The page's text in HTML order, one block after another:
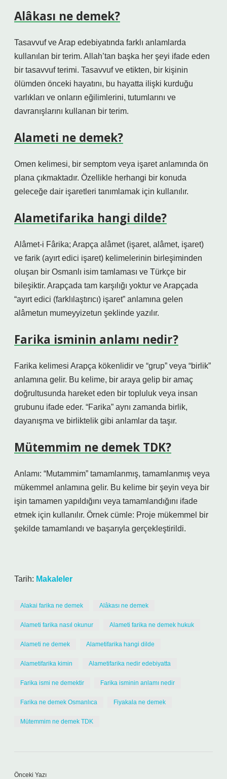
Alâkası ne demek?
Tasavvuf ve Arap edebiyatında farklı anlamlarda
kullanılan bir terim. Allah’tan başka her şeyi ifade eden
bir tasavvuf terimi. Tasavvuf ve etikten, bir kişinin
ölümden önceki hayatını, bu hayatta ilişki kurduğu
varlıkları ve onların eğilimlerini, tutumlarını ve
davranışlarını kullanan bir terim.
Alameti ne demek?
Omen kelimesi, bir semptom veya işaret anlamında ön
plana çıkmaktadır. Özellikle herhangi bir konuda
geleceğe dair işaretleri tanımlamak için kullanılır.
Alametifarika hangi dilde?
Alâmet-i Fârika; Arapça alâmet (işaret, alâmet, işaret)
ve farik (ayırt edici işaret) kelimelerinin birleşiminden
oluşan bir Osmanlı isim tamlaması ve Türkçe bir
bileşiktir. Arapçada tam karşılığı yoktur ve Arapçada
“ayırt edici (farklılaştırıcı) işaret” anlamına gelen
alâmetun mumeyyizetun şeklinde yazılır.
Farika isminin anlamı nedir?
Farika kelimesi Arapça kökenlidir ve “grup” veya “birlik”
anlamına gelir. Bu kelime, bir araya gelip bir amaç
doğrultusunda hareket eden bir topluluk veya insan
grubunu ifade eder. “Farika” aynı zamanda birlik,
dayanışma ve birliktelik gibi anlamlar da taşır.
Mütemmim ne demek TDK?
Anlamı: “Mutammim” tamamlanmış, tamamlanmış veya
mükemmel anlamına gelir. Bu kelime bir şeyin veya bir
işin tamamen yapıldığını veya tamamlandığını ifade
etmek için kullanılır. Örnek cümle: Proje mükemmel bir
şekilde tamamlandı ve başarıyla gerçekleştirildi.
Tarih: Makaleler
Alakai farika ne demek Alâkası ne demek
Alameti farika nasıl okunur Alameti farika ne demek hukuk
Alameti ne demek Alametifarika hangi dilde
Alametifarika kimin Alametifarika nedir edebiyatta
Farika ismi ne demektir Farika isminin anlamı nedir
Farika ne demek Osmanlıca Fiyakala ne demek
Mütemmim ne demek TDK
Önceki Yazı